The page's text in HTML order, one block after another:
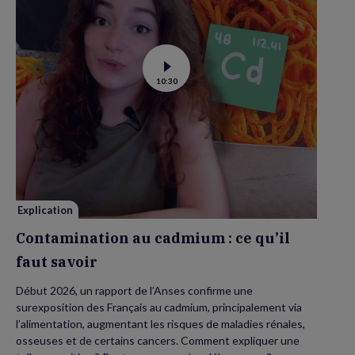
See
video
of
Contamination
cadmium :
ce
qu’il
10:30
Explication
Contamination au cadmium : ce qu’il
faut savoir
Début 2026, un rapport de l’Anses confirme une
surexposition des Français au cadmium, principalement via
l’alimentation, augmentant les risques de maladies rénales,
osseuses et de certains cancers. Comment expliquer une